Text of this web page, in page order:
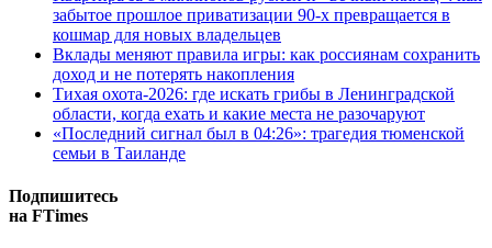
забытое прошлое приватизации 90-х превращается в
кошмар для новых владельцев
Вклады меняют правила игры: как россиянам сохранить
доход и не потерять накопления
Тихая охота-2026: где искать грибы в Ленинградской
области, когда ехать и какие места не разочаруют
«Последний сигнал был в 04:26»: трагедия тюменской
семьи в Таиланде
Подпишитесь
на FTimes